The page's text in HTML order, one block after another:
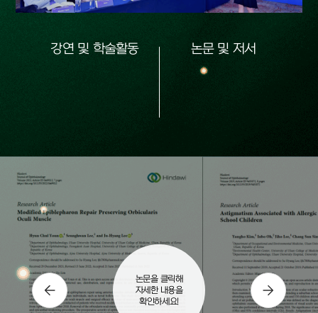
강연 및 학술활동 논문 및 저서
논문을 클릭해
자세한 내용을
확인하세요!